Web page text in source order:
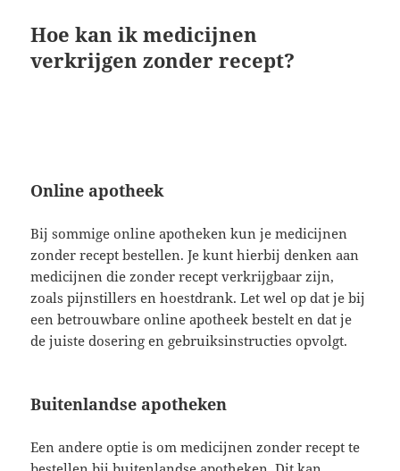
Hoe kan ik medicijnen
verkrijgen zonder recept?
Online apotheek
Bij sommige online apotheken kun je medicijnen
zonder recept bestellen. Je kunt hierbij denken aan
medicijnen die zonder recept verkrijgbaar zijn,
zoals pijnstillers en hoestdrank. Let wel op dat je bij
een betrouwbare online apotheek bestelt en dat je
de juiste dosering en gebruiksinstructies opvolgt.
Buitenlandse apotheken
Een andere optie is om medicijnen zonder recept te